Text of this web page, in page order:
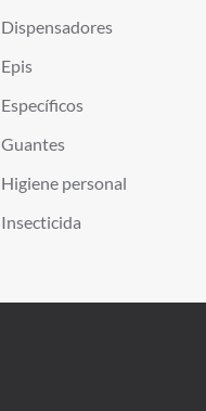
Dispensadores
Epis
Específicos
Guantes
Higiene personal
Insecticida